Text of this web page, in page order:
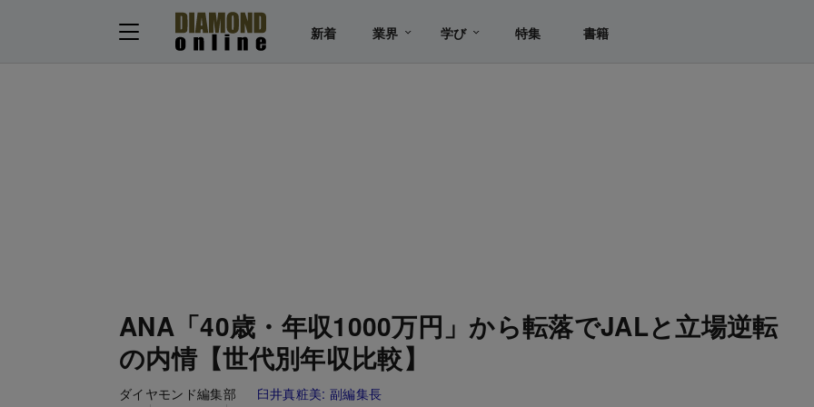
新着 業界 学び 特集 書籍
ANA「40歳・年収1000万円」から転落でJALと立場逆転
の内情【世代別年収比較】
ダイヤモンド編集部 臼井真粧美:副編集長